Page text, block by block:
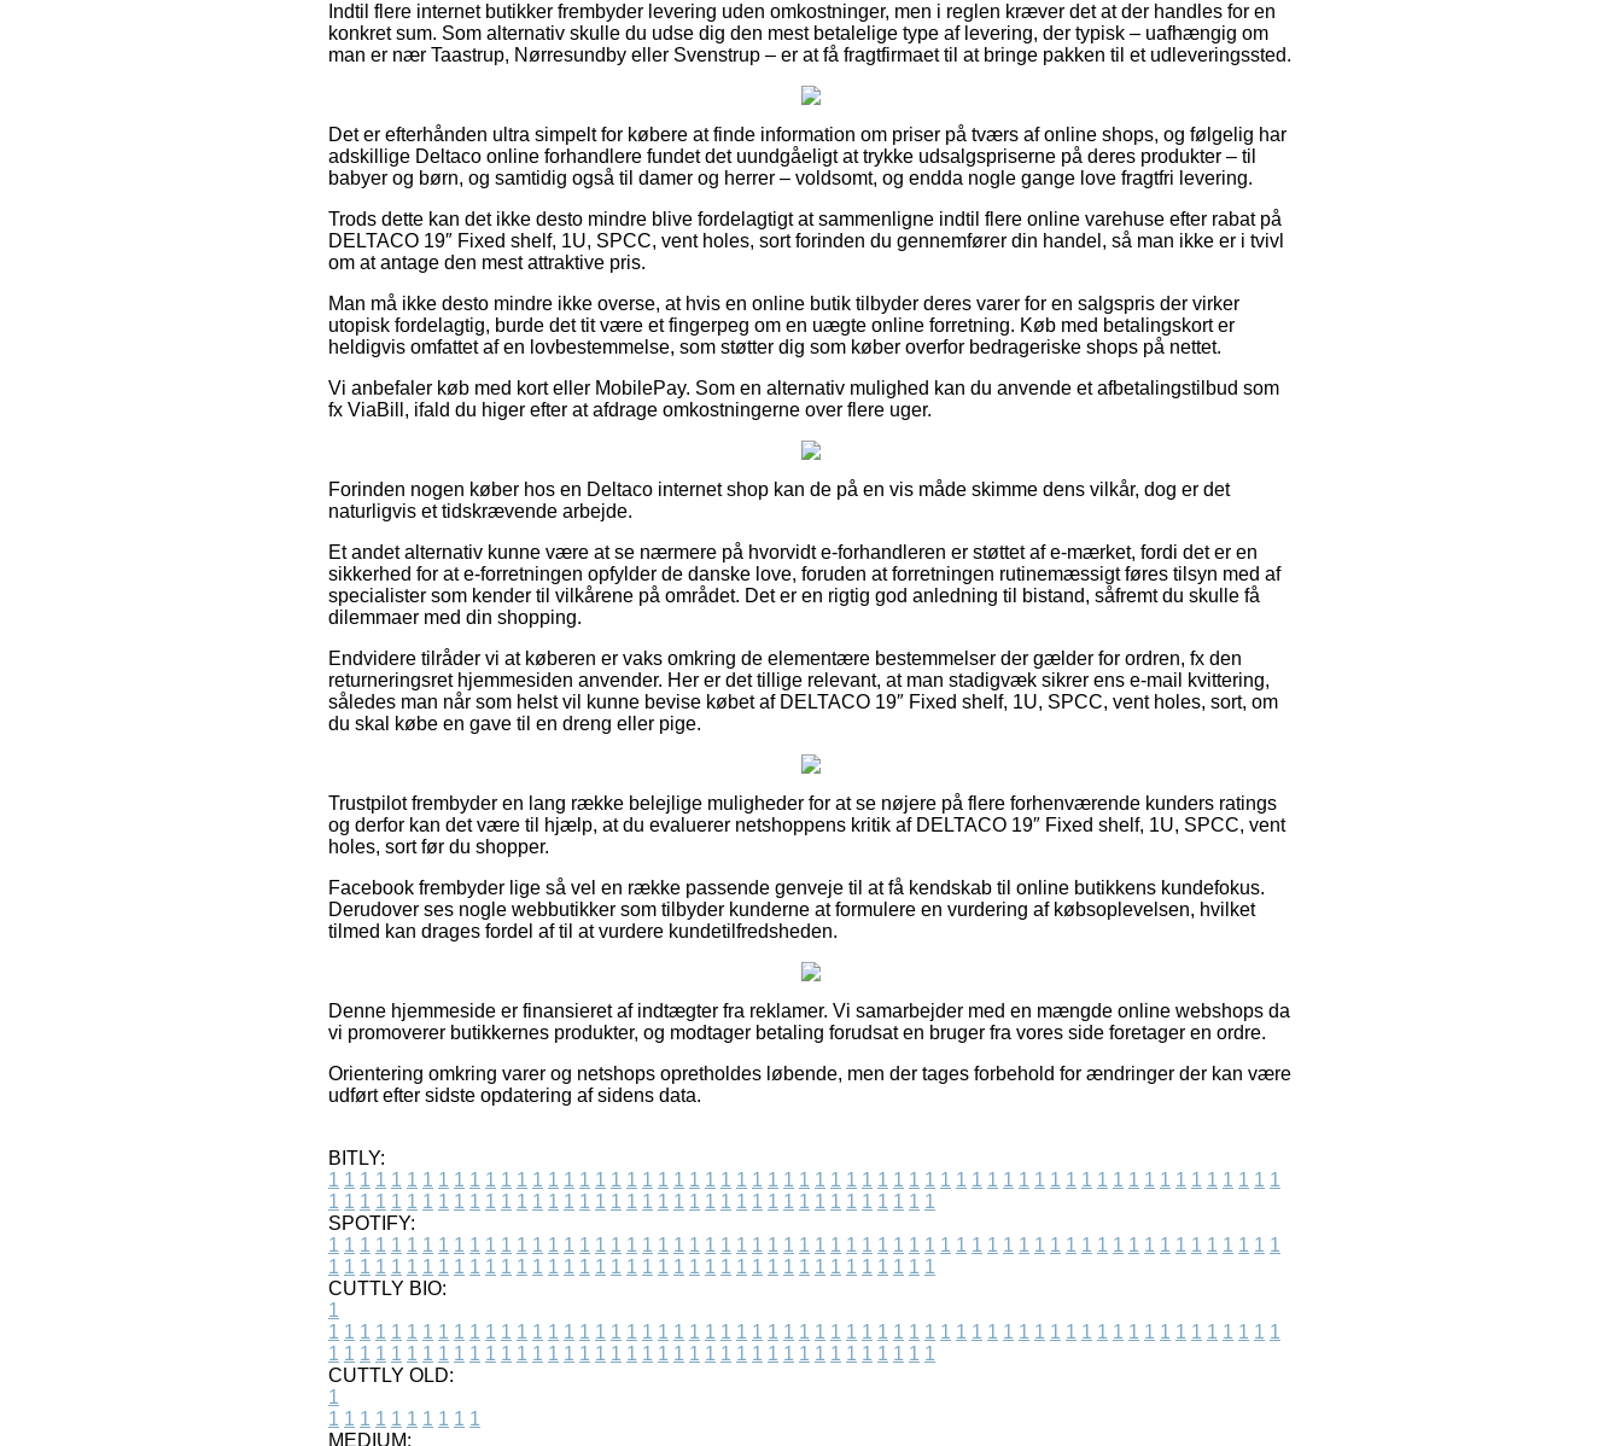
Indtil flere internet butikker frembyder levering uden omkostninger, men i reglen kræver det at der handles for en
konkret sum. Som alternativ skulle du udse dig den mest betalelige type af levering, der typisk – uafhængig om
man er nær Taastrup, Nørresundby eller Svenstrup – er at få fragtfirmaet til at bringe pakken til et udleveringssted.
Det er efterhånden ultra simpelt for købere at finde information om priser på tværs af online shops, og følgelig har
adskillige Deltaco online forhandlere fundet det uundgåeligt at trykke udsalgspriserne på deres produkter – til
babyer og børn, og samtidig også til damer og herrer – voldsomt, og endda nogle gange love fragtfri levering.
Trods dette kan det ikke desto mindre blive fordelagtigt at sammenligne indtil flere online varehuse efter rabat på
DELTACO 19″ Fixed shelf, 1U, SPCC, vent holes, sort forinden du gennemfører din handel, så man ikke er i tvivl
om at antage den mest attraktive pris.
Man må ikke desto mindre ikke overse, at hvis en online butik tilbyder deres varer for en salgspris der virker
utopisk fordelagtig, burde det tit være et fingerpeg om en uægte online forretning. Køb med betalingskort er
heldigvis omfattet af en lovbestemmelse, som støtter dig som køber overfor bedrageriske shops på nettet.
Vi anbefaler køb med kort eller MobilePay. Som en alternativ mulighed kan du anvende et afbetalingstilbud som
fx ViaBill, ifald du higer efter at afdrage omkostningerne over flere uger.
Forinden nogen køber hos en Deltaco internet shop kan de på en vis måde skimme dens vilkår, dog er det
naturligvis et tidskrævende arbejde.
Et andet alternativ kunne være at se nærmere på hvorvidt e-forhandleren er støttet af e-mærket, fordi det er en
sikkerhed for at e-forretningen opfylder de danske love, foruden at forretningen rutinemæssigt føres tilsyn med af
specialister som kender til vilkårene på området. Det er en rigtig god anledning til bistand, såfremt du skulle få
dilemmaer med din shopping.
Endvidere tilråder vi at køberen er vaks omkring de elementære bestemmelser der gælder for ordren, fx den
returneringsret hjemmesiden anvender. Her er det tillige relevant, at man stadigvæk sikrer ens e-mail kvittering,
således man når som helst vil kunne bevise købet af DELTACO 19″ Fixed shelf, 1U, SPCC, vent holes, sort, om
du skal købe en gave til en dreng eller pige.
Trustpilot frembyder en lang række belejlige muligheder for at se nøjere på flere forhenværende kunders ratings
og derfor kan det være til hjælp, at du evaluerer netshoppens kritik af DELTACO 19″ Fixed shelf, 1U, SPCC, vent
holes, sort før du shopper.
Facebook frembyder lige så vel en række passende genveje til at få kendskab til online butikkens kundefokus.
Derudover ses nogle webbutikker som tilbyder kunderne at formulere en vurdering af købsoplevelsen, hvilket
tilmed kan drages fordel af til at vurdere kundetilfredsheden.
Denne hjemmeside er finansieret af indtægter fra reklamer. Vi samarbejder med en mængde online webshops da
vi promoverer butikkernes produkter, og modtager betaling forudsat en bruger fra vores side foretager en ordre.
Orientering omkring varer og netshops opretholdes løbende, men der tages forbehold for ændringer der kan være
udført efter sidste opdatering af sidens data.
BITLY:
1 1 1 1 1 1 1 1 1 1 1 1 1 1 1 1 1 1 1 1 1 1 1 1 1 1 1 1 1 1 1 1 1 1 1 1 1 1 1 1 1 1 1 1 1 1 1 1 1 1 1 1 1 1 1 1 1 1 1 1 1
1 1 1 1 1 1 1 1 1 1 1 1 1 1 1 1 1 1 1 1 1 1 1 1 1 1 1 1 1 1 1 1 1 1 1 1 1 1 1
SPOTIFY:
1 1 1 1 1 1 1 1 1 1 1 1 1 1 1 1 1 1 1 1 1 1 1 1 1 1 1 1 1 1 1 1 1 1 1 1 1 1 1 1 1 1 1 1 1 1 1 1 1 1 1 1 1 1 1 1 1 1 1 1 1
1 1 1 1 1 1 1 1 1 1 1 1 1 1 1 1 1 1 1 1 1 1 1 1 1 1 1 1 1 1 1 1 1 1 1 1 1 1 1
CUTTLY BIO:
1
1 1 1 1 1 1 1 1 1 1 1 1 1 1 1 1 1 1 1 1 1 1 1 1 1 1 1 1 1 1 1 1 1 1 1 1 1 1 1 1 1 1 1 1 1 1 1 1 1 1 1 1 1 1 1 1 1 1 1 1 1
1 1 1 1 1 1 1 1 1 1 1 1 1 1 1 1 1 1 1 1 1 1 1 1 1 1 1 1 1 1 1 1 1 1 1 1 1 1 1
CUTTLY OLD:
1
1 1 1 1 1 1 1 1 1 1
MEDIUM: